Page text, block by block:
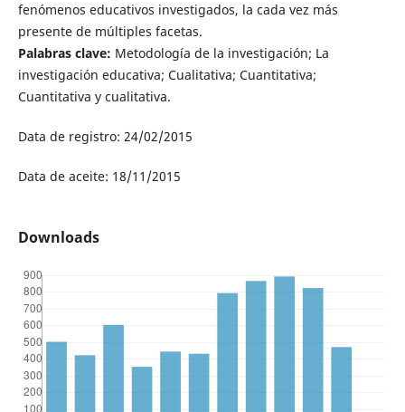
fenómenos educativos investigados, la cada vez más
presente de múltiples facetas.
Palabras clave: Metodología de la investigación; La
investigación educativa; Cualitativa; Cuantitativa;
Cuantitativa y cualitativa.
Data de registro: 24/02/2015
Data de aceite: 18/11/2015
Downloads